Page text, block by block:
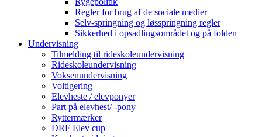
Regler for brug af de sociale medier
Selv-springning og løsspringning regler
Sikkerhed i opsadlingsområdet og på folden
Undervisning
Tilmelding til rideskoleundervisning
Rideskoleundervisning
Voksenundervisning
Voltigering
Elevheste / elevponyer
Part på elevhest/ -pony
Ryttermærker
DRF Elev cup